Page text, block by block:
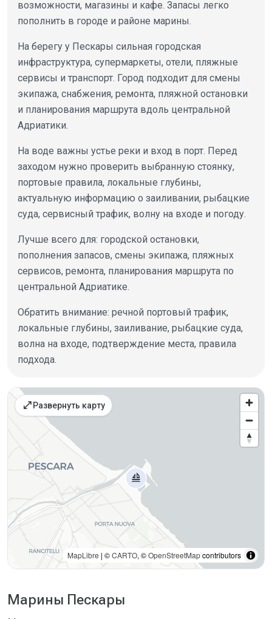
возможности, магазины и кафе. Запасы легко
пополнить в городе и районе марины.
На берегу у Пескары сильная городская
инфраструктура, супермаркеты, отели, пляжные
сервисы и транспорт. Город подходит для смены
экипажа, снабжения, ремонта, пляжной остановки
и планирования маршрута вдоль центральной
Адриатики.
На воде важны устье реки и вход в порт. Перед
заходом нужно проверить выбранную стоянку,
портовые правила, локальные глубины,
актуальную информацию о заиливании, рыбацкие
суда, сервисный трафик, волну на входе и погоду.
Лучше всего для: городской остановки,
пополнения запасов, смены экипажа, пляжных
сервисов, ремонта, планирования маршрута по
центральной Адриатике.
Обратить внимание: речной портовый трафик,
локальные глубины, заиливание, рыбацкие суда,
волна на входе, подтверждение места, правила
подхода.
Места на карте
open_in_full Развернуть карту
MapLibre | ©CARTO, ©OpenStreetMapcontributors
Марины Пескары